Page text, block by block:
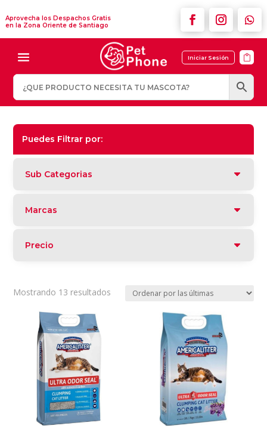
Aprovecha los Despachos Gratis
en la Zona Oriente de Santiago
Iniciar Sesión 
Puedes Filtrar por:
Sub Categorias
Marcas
Precio
Mostrando 13 resultados Ordenado